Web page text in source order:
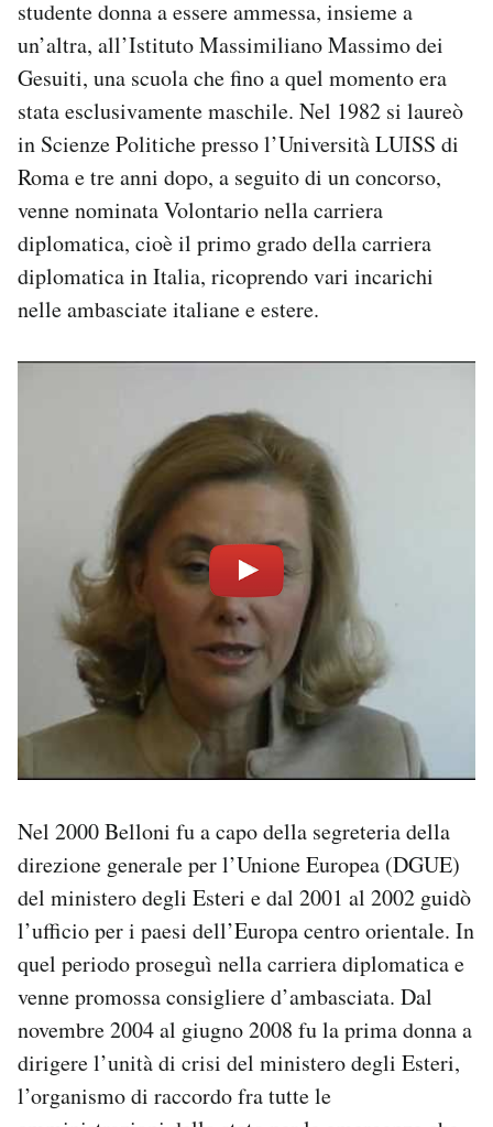
studente donna a essere ammessa, insieme a
un’altra, all’Istituto Massimiliano Massimo dei
Gesuiti, una scuola che fino a quel momento era
stata esclusivamente maschile. Nel 1982 si laureò
in Scienze Politiche presso l’Università LUISS di
Roma e tre anni dopo, a seguito di un concorso,
venne nominata Volontario nella carriera
diplomatica, cioè il primo grado della carriera
diplomatica in Italia, ricoprendo vari incarichi
nelle ambasciate italiane e estere.
Nel 2000 Belloni fu a capo della segreteria della
direzione generale per l’Unione Europea (DGUE)
del ministero degli Esteri e dal 2001 al 2002 guidò
l’ufficio per i paesi dell’Europa centro orientale. In
quel periodo proseguì nella carriera diplomatica e
venne promossa consigliere d’ambasciata. Dal
novembre 2004 al giugno 2008 fu la prima donna a
dirigere l’unità di crisi del ministero degli Esteri,
l’organismo di raccordo fra tutte le